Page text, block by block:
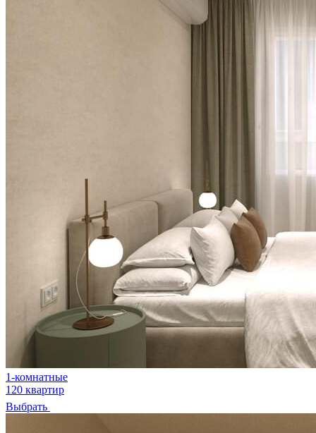
1-комнатные
120 квартир
Выбрать